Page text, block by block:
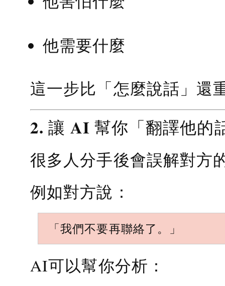
他需要什麼
這一步比「怎麼說話」還
2. 讓 AI 幫你「翻譯他的
很多人分手後會誤解對方
例如對方說：
「我們不要再聯絡了。」
AI可以幫你分析：